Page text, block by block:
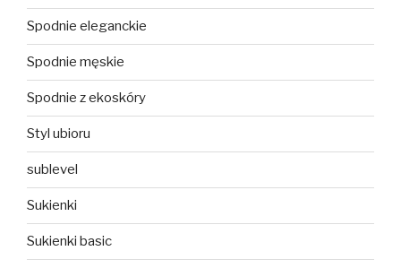
Spodnie eleganckie
Spodnie męskie
Spodnie z ekoskóry
Styl ubioru
sublevel
Sukienki
Sukienki basic